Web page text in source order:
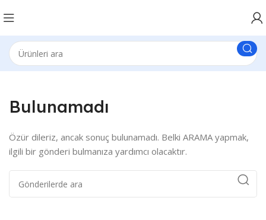
Bulunamadı
Özür dileriz, ancak sonuç bulunamadı. Belki ARAMA yapmak,
ilgili bir gönderi bulmanıza yardımcı olacaktır.